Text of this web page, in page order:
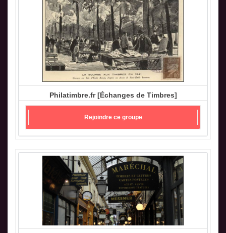
Philatimbre.fr [Échanges de Timbres]
Rejoindre ce groupe